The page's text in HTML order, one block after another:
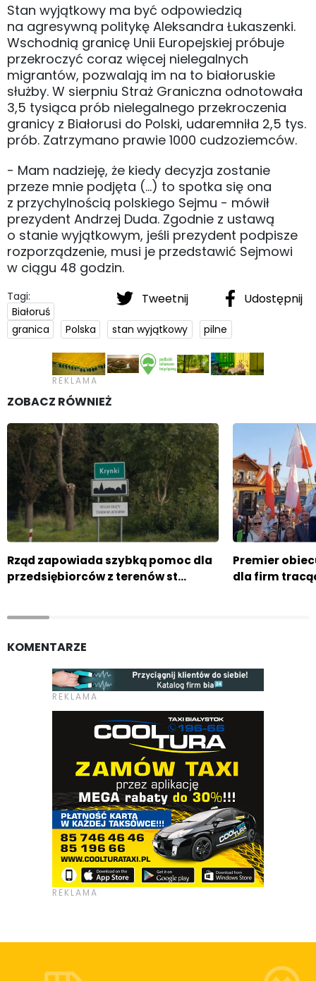
Stan wyjątkowy ma być odpowiedzią
na agresywną politykę Aleksandra Łukaszenki.
Wschodnią granicę Unii Europejskiej próbuje
przekroczyć coraz więcej nielegalnych
migrantów, pozwalają im na to białoruskie
służby. W sierpniu Straż Graniczna odnotowała
3,5 tysiąca prób nielegalnego przekroczenia
granicy z Białorusi do Polski, udaremniła 2,5 tys.
prób. Zatrzymano prawie 1000 cudzoziemców.
- Mam nadzieję, że kiedy decyzja zostanie
przeze mnie podjęta (...) to spotka się ona
z przychylnością polskiego Sejmu - mówił
prezydent Andrzej Duda. Zgodnie z ustawą
o stanie wyjątkowym, jeśli prezydent podpisze
rozporządzenie, musi je przedstawić Sejmowi
w ciągu 48 godzin.
Tweetnij Udostępnij
Tagi:
Białoruś
granica
Polska stan wyjątkowy pilne
ZOBACZ RÓWNIEŻ
Rząd zapowiada szybką pomoc dla
przedsiębiorców z terenów st…
Premier
dla firm
KOMENTARZE